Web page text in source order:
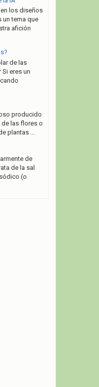
los diseños
un tema que
afición
de las
eres un
producido
de las flores o
plantas ...
de
de la sal
(o